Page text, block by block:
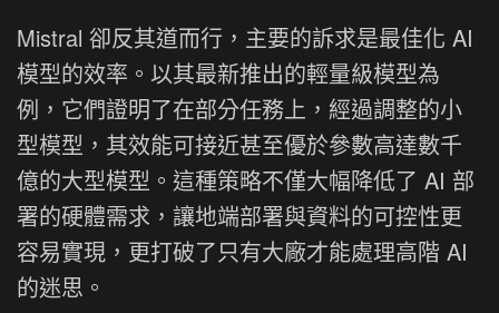
Mistral 卻反其道而行，主要的訴求是最佳化 AI
模型的效率。以其最新推出的輕量級模型為
例，它們證明了在部分任務上，經過調整的小
型模型，其效能可接近甚至優於參數高達數千
億的大型模型。這種策略不僅大幅降低了 AI 部
署的硬體需求，讓地端部署與資料的可控性更
容易實現，更打破了只有大廠才能處理高階 AI
的迷思。